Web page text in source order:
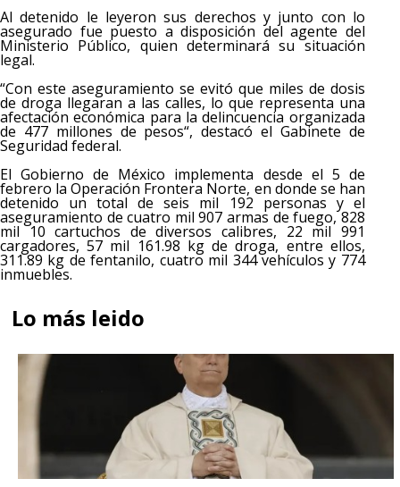
Al detenido le leyeron sus derechos y junto con lo
asegurado fue puesto a disposición del agente del
Ministerio Público, quien determinará su situación
legal.
“Con este aseguramiento se evitó que miles de dosis
de droga llegaran a las calles, lo que representa una
afectación económica para la delincuencia organizada
de 477 millones de pesos“, destacó el Gabinete de
Seguridad federal.
El Gobierno de México implementa desde el 5 de
febrero la Operación Frontera Norte, en donde se han
detenido un total de seis mil 192 personas y el
aseguramiento de cuatro mil 907 armas de fuego, 828
mil 10 cartuchos de diversos calibres, 22 mil 991
cargadores, 57 mil 161.98 kg de droga, entre ellos,
311.89 kg de fentanilo, cuatro mil 344 vehículos y 774
inmuebles.
Lo más leido